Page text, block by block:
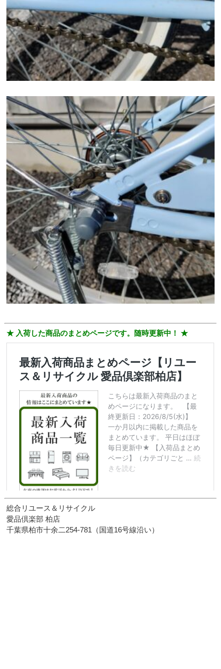
★ 入荷した商品のまとめページです。随時更新中！ ★
総合リユース＆リサイクル
愛品倶楽部 柏店
千葉県柏市十余二254-781（国道16号線沿い）